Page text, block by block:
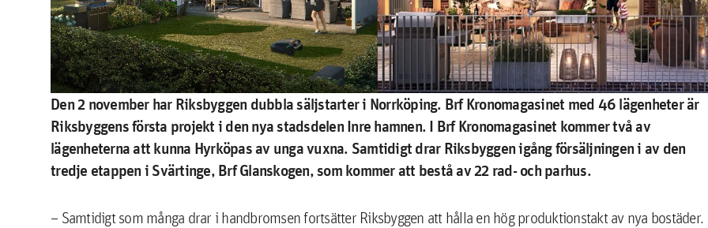
Den 2 november har Riksbyggen dubbla säljstarter i Norrköping. Brf Kronomagasinet med 46 lägenheter är
Riksbyggens första projekt i den nya stadsdelen Inre hamnen. I Brf Kronomagasinet kommer två av
lägenheterna att kunna Hyrköpas av unga vuxna. Samtidigt drar Riksbyggen igång försäljningen i av den
tredje etappen i Svärtinge, Brf Glanskogen, som kommer att bestå av 22 rad- och parhus.
– Samtidigt som många drar i handbromsen fortsätter Riksbyggen att hålla en hög produktionstakt av nya bostäder.